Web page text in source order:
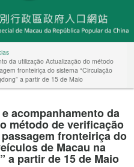
da utilização Actualização do método
fronteiriça do sistema “Circulação
a partir de 15 de Maio
acompanhamento da
método de verificação
fronteiriça do
de Macau na
a partir de 15 de Maio